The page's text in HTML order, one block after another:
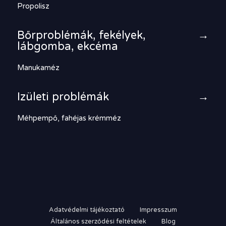
Propolisz
Bőrproblémák, fekélyek,
lábgomba, ekcéma
Manukaméz
→
Izületi problémák
Méhpempő, fahéjas krémméz
→
Adatvédelmi tájékoztató
Impresszum
Általános szerződési feltételek
Blog